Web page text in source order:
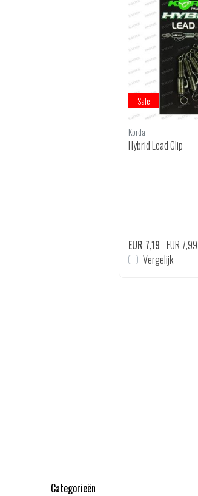
Sale
Korda
Hybrid Lead Clip
EUR 7,19 EUR 7,99
Vergelijk
Categorieën